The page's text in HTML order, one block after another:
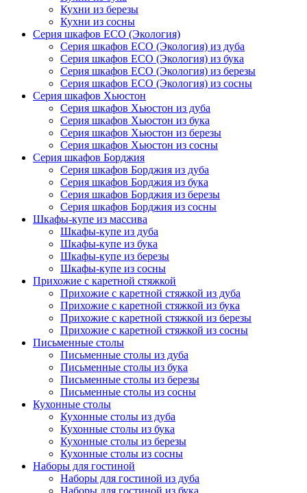
Кухни из березы
Кухни из сосны
Серия шкафов ECO (Экология)
Серия шкафов ECO (Экология) из дуба
Серия шкафов ECO (Экология) из бука
Серия шкафов ECO (Экология) из березы
Серия шкафов ECO (Экология) из сосны
Серия шкафов Хьюстон
Серия шкафов Хьюстон из дуба
Серия шкафов Хьюстон из бука
Серия шкафов Хьюстон из березы
Серия шкафов Хьюстон из сосны
Серия шкафов Борджия
Серия шкафов Борджия из дуба
Серия шкафов Борджия из бука
Серия шкафов Борджия из березы
Серия шкафов Борджия из сосны
Шкафы-купе из массива
Шкафы-купе из дуба
Шкафы-купе из бука
Шкафы-купе из березы
Шкафы-купе из сосны
Прихожие с каретной стяжкой
Прихожие с каретной стяжкой из дуба
Прихожие с каретной стяжкой из бука
Прихожие с каретной стяжкой из березы
Прихожие с каретной стяжкой из сосны
Письменные столы
Письменные столы из дуба
Письменные столы из бука
Письменные столы из березы
Письменные столы из сосны
Кухонные столы
Кухонные столы из дуба
Кухонные столы из бука
Кухонные столы из березы
Кухонные столы из сосны
Наборы для гостиной
Наборы для гостиной из дуба
Наборы для гостиной из бука